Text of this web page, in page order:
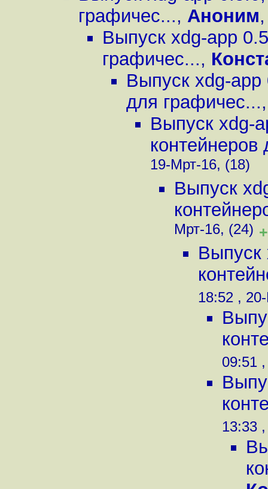
графичес..., Аноним
Выпуск xdg-app
графичес...,
Выпуск xdg-app
для графичес...
Выпуск xdg-
19-Мрт-16, (18)
Выпуск
Мрт-16, (24)
Выпуск
18:52 ,
09:51
13:33